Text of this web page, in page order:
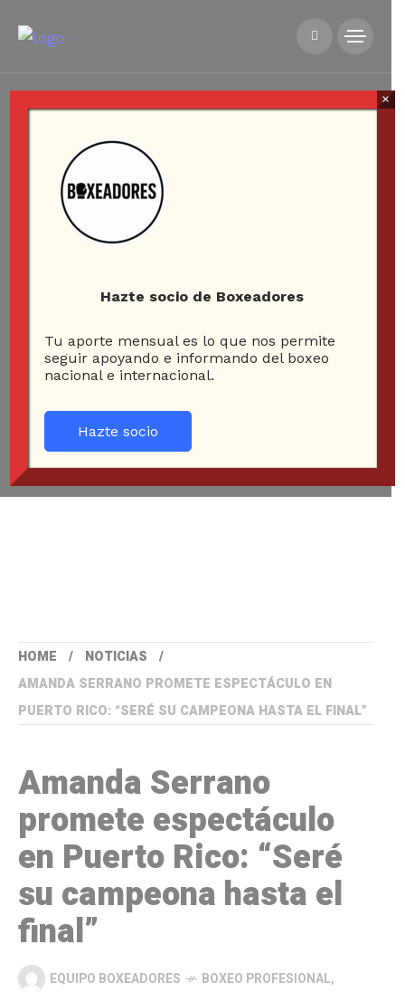
HOME
NOTICIAS
AMANDA SERRANO PROMETE ESPECTÁCULO EN
PUERTO RICO: “SERÉ SU CAMPEONA HASTA EL FINAL”
Amanda Serrano
promete espectáculo
en Puerto Rico: “Seré
su campeona hasta el
final”
EQUIPO BOXEADORES BOXEO PROFESIONAL,
Hazte socio de Boxeadores
Tu aporte mensual es lo que nos permite
seguir apoyando e informando del boxeo
nacional e internacional.
Hazte socio
×